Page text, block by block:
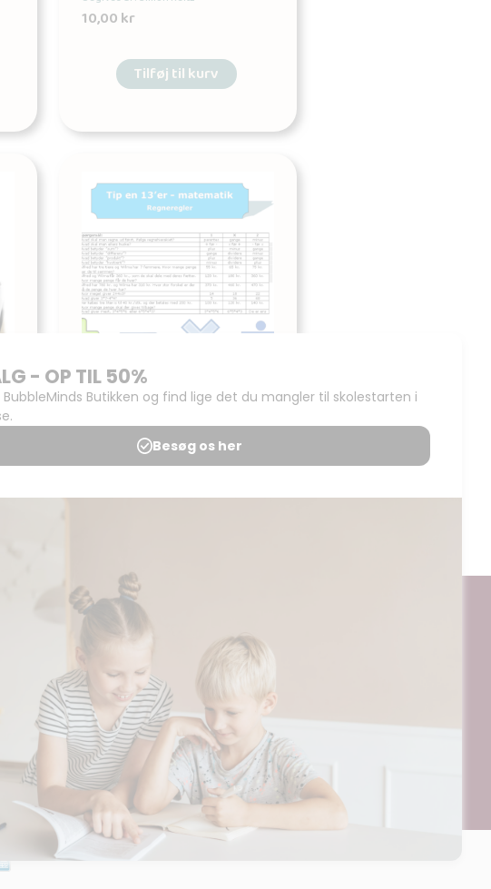
10,00kr
Tilføj til kurv
Tip en 13’er –
regneregler
Al kopiering, analogt og digitalt, af materialer på BubbleMinds eller dele deraf er
tilladt i henhold til undervisningsinstitutionens aftale med Tekst & Node. Kopiering,
går ud over begrænsningsreglerne i aftalen med Tekst & Node, kan alene finde
efter forudgående aftale med licensgiver.